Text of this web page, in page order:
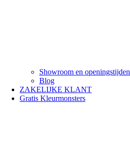
Showroom en openingstijden
Blog
ZAKELIJKE KLANT
Gratis Kleurmonsters